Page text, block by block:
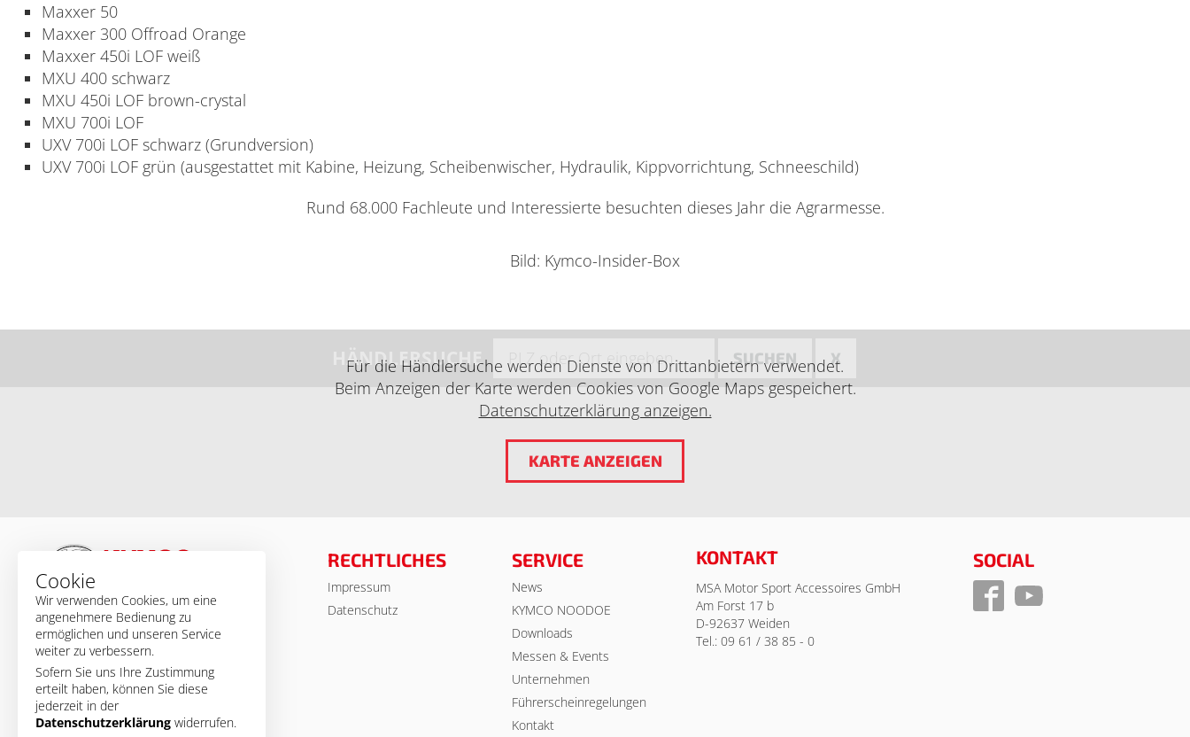
Maxxer 50
Maxxer 300 Offroad Orange
Maxxer 450i LOF weiß
MXU 400 schwarz
MXU 450i LOF brown-crystal
MXU 700i LOF
UXV 700i LOF schwarz (Grundversion)
UXV 700i LOF grün (ausgestattet mit Kabine, Heizung, Scheibenwischer, Hydraulik, Kippvorrichtung, Schneeschild)
Rund 68.000 Fachleute und Interessierte besuchten dieses Jahr die Agrarmesse.
Bild: Kymco-Insider-Box
HÄNDLERSUCHE SUCHEN X
Für die Händlersuche werden Dienste von Drittanbietern verwendet.
Beim Anzeigen der Karte werden Cookies von Google Maps gespeichert.
Datenschutzerklärung anzeigen.
KARTE ANZEIGEN
© MSA Germany 2026
RECHTLICHES
Impressum
Datenschutz
SERVICE
News
KYMCO NOODOE
Downloads
Messen & Events
Unternehmen
Führerscheinregelungen
Kontakt
KONTAKT
MSA Motor Sport Accessoires GmbH
Am Forst 17 b
D-92637 Weiden
Tel.: 09 61 / 38 85 - 0
SOCIAL
Cookie
Wir verwenden Cookies, um eine
angenehmere Bedienung zu
ermöglichen und unseren Service
weiter zu verbessern.
Sofern Sie uns Ihre Zustimmung
erteilt haben, können Sie diese
jederzeit in der
Datenschutzerklärung widerrufen.